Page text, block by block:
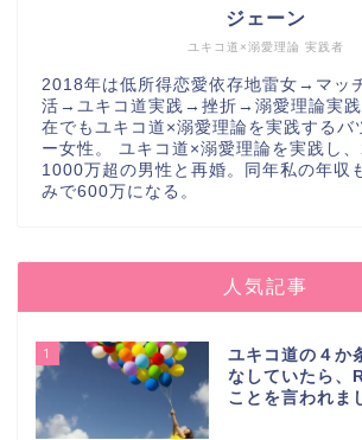
ユキコ道×溺愛理論 実践者
ジェーン
2018年は低所得恋愛依存地雷女→マッ
活→ユキコ道実践→挫折→溺愛理論実
在でもユキコ道×溺愛理論を実践するバ
ー女性。 ユキコ道×溺愛理論を実践し
1000万超の男性と再婚。同年私の年収
みで600万になる。
人気記事
1
ユキコ道の４か
なしていたら、
ことを言われま